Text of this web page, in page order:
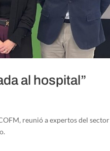
al hospital”
reunió a expertos del sector